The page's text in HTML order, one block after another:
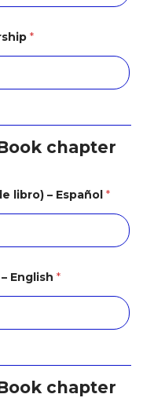
*
chapter
libro) – Español *
English *
chapter